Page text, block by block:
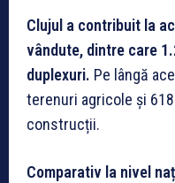
Clujul a contribuit la
vândute, dintre care
duplexuri. Pe lângă
terenuri agricole și
construcții.
Comparativ la nivel